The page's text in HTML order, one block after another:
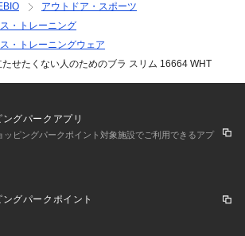
声をヒントに生まれたのが「胸を目立た
つぶさずボリュームを上下に逃がす設計
部分は綿混素材でやさしい肌あたり
がすことで成長期のバストをつぶさずなだ
ップ裏と身生地部分は肌あたりやさしい綿
た目:カジュアルに着けやすいハーフトップ
アウトドア・スポーツ
・トレーニング
・トレーニングウェア
せたくない人のためのブラ スリム 16664 WHT
グパークアプリ
ッピングパークポイント対象施設でご利用できるアプ
グパークポイント